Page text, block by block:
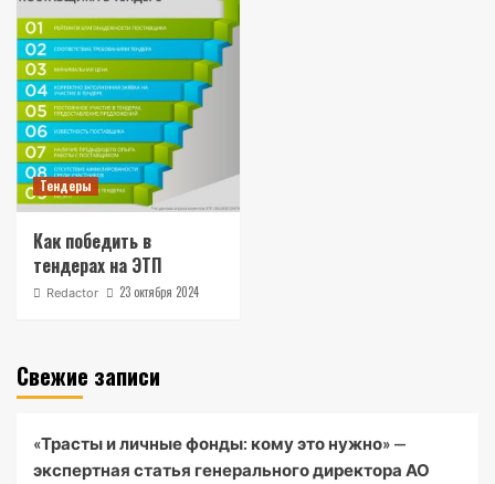
Тендеры
Как победить в
тендерах на ЭТП
Redactor 23 октября 2024
Свежие записи
«Трасты и личные фонды: кому это нужно» —
экспертная статья генерального директора АО